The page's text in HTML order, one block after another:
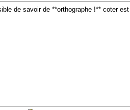
de savoir de **orthographe !** coter